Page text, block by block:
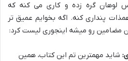
لوهان گره زده و کاری می کنه که
پنداری کنه. اگه بخوایم عمیق تر
مضامین رو میشه اینجوری لیست کرد:
شاید مهمترین تم این کتاب، همین